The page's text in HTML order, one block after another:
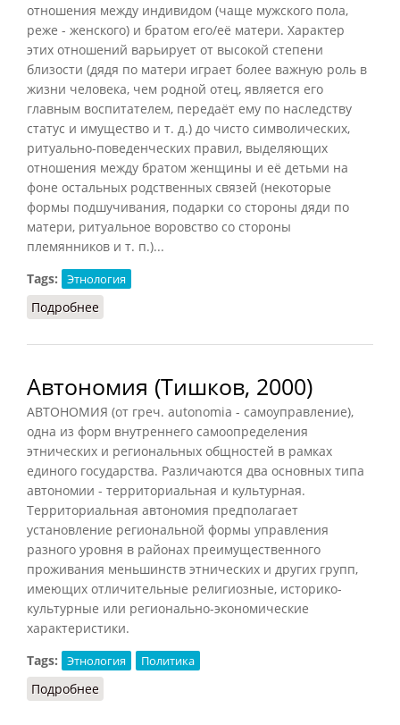
отношения между индивидом (чаще мужского пола,
реже - женского) и братом его/её матери. Характер
этих отношений варьирует от высокой степени
близости (дядя по матери играет более важную роль в
жизни человека, чем родной отец, является его
главным воспитателем, передаёт ему по наследству
статус и имущество и т. д.) до чисто символических,
ритуально-поведенческих правил, выделяющих
отношения между братом женщины и её детьми на
фоне остальных родственных связей (некоторые
формы подшучивания, подарки со стороны дяди по
матери, ритуальное воровство со стороны
племянников и т. п.)...
Tags:
Этнология
Подробнее
Автономия (Тишков, 2000)
АВТОНОМИЯ (от греч. autonomia - самоуправление),
одна из форм внутреннего самоопределения
этнических и региональных общностей в рамках
единого государства. Различаются два основных типа
автономии - территориальная и культурная.
Территориальная автономия предполагает
установление региональной формы управления
разного уровня в районах преимущественного
проживания меньшинств этнических и других групп,
имеющих отличительные религиозные, историко-
культурные или регионально-экономические
характеристики.
Tags:
Этнология Политика
Подробнее